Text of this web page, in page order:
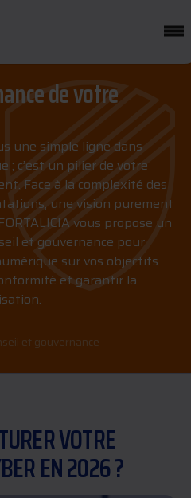
de votre
une simple ligne dans
c’est un pilier de votre
Face à la complexité des
une vision purement
vous propose un
et gouvernance pour
sur vos objectifs
et garantir la
et gouvernance
VOTRE
EN 2026 ?